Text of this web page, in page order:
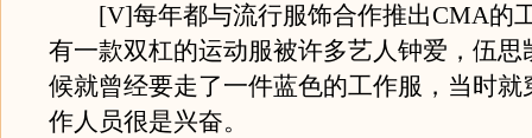
[V]每年都与流行服饰合作推出CMA的
有一款双杠的运动服被许多艺人钟爱，伍思
候就曾经要走了一件蓝色的工作服，当时就
作人员很是兴奋。